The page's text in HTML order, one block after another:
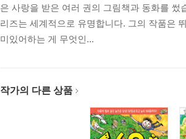
은 사랑을 받은 여러 권의 그림책과 동화를
리즈는 세계적으로 유명합니다. 그의 작품은
미있어하는 게 무엇인...
작가의 다른 상품